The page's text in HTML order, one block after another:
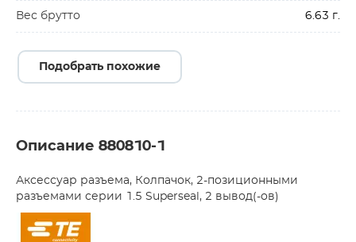
Вес брутто 6.63 г.
Подобрать похожие
Описание 880810-1
Аксессуар разъема, Колпачок, 2-позиционными
разъемами серии 1.5 Superseal, 2 вывод(-ов)